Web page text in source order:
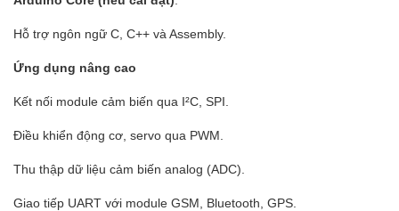
Hỗ trợ ngôn ngữ C, C++ và Assembly.
Ứng dụng nâng cao
Kết nối module cảm biến qua I²C, SPI.
Điều khiển động cơ, servo qua PWM.
Thu thập dữ liệu cảm biến analog (ADC).
Giao tiếp UART với module GSM, Bluetooth, GPS.